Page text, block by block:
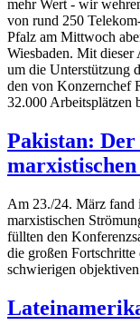
mehr Wert - wir
von rund 250
Pfalz am Mittwoch
Wiesbaden. Mit
um die Unterstützung
den von Konzernchef
32.000 Arbeitsplätzen
Pakistan: Der
Am 23./24. März fand
marxistischen
füllten den
die großen
schwierigen